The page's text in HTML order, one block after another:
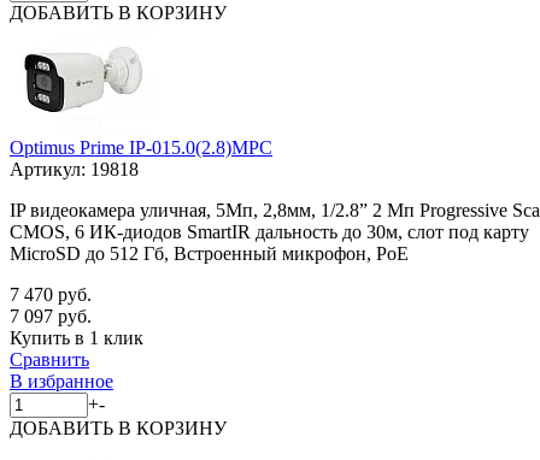
ДОБАВИТЬ В КОРЗИНУ
Optimus Prime IP-015.0(2.8)MPC
Артикул: 19818
IP видеокамера уличная, 5Мп, 2,8мм, 1/2.8” 2 Мп Progressive
CMOS, 6 ИК-диодов SmartIR дальность до 30м, слот под карту
MicroSD до 512 Гб, Встроенный микрофон, PoE
7 470 руб.
7 097 руб.
Купить в 1 клик
Сравнить
В избранное
+-
ДОБАВИТЬ В КОРЗИНУ